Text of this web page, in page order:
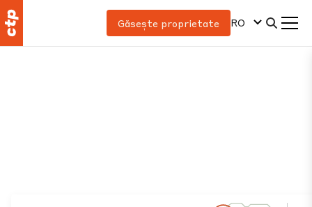
Găsește proprietate RO